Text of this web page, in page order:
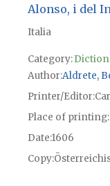
Alonso, i del
Italia
Category:
Author Aldrete,
Printer/Editor
Place of printing
Date1606
Copy